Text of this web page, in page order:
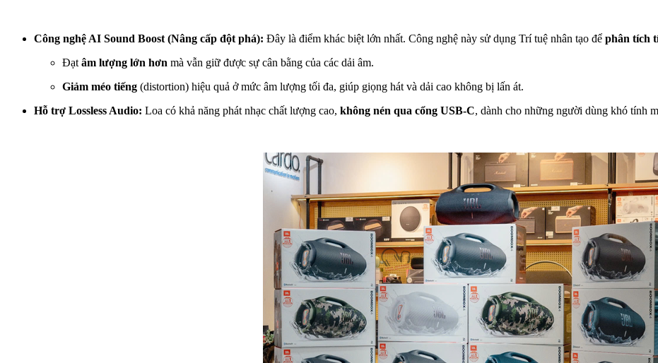
Công nghệ AI Sound Boost (Nâng cấp đột phá): Đây là điểm khác biệt lớn nhất. Công nghệ này sử dụng Trí tuệ nhân tạo để phân tích
Đạt âm lượng lớn hơn mà vẫn giữ được sự cân bằng của các dải âm.
Giảm méo tiếng (distortion) hiệu quả ở mức âm lượng tối đa, giúp giọng hát và dải cao không bị lấn át.
Hỗ trợ Lossless Audio: Loa có khả năng phát nhạc chất lượng cao, không nén qua cổng USB-C, dành cho những người dùng khó tính